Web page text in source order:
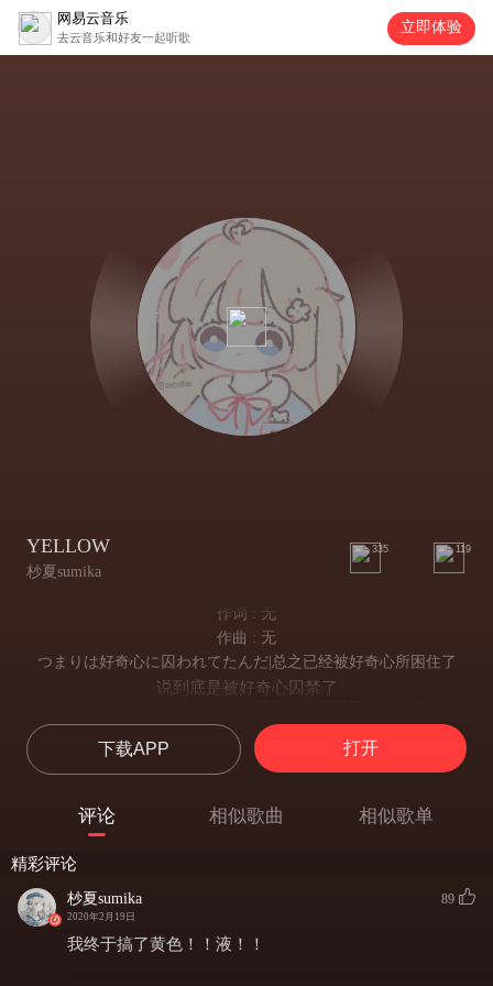
网易云音乐
去云音乐和好友一起听歌
立即体验
YELLOW
杪夏sumika
335 119
作词 : 无
作曲 : 无
つまりは好奇心に囚われてたんだ|总之已经被好奇心所困住了
说到底是被好奇心囚禁了
珍视之物早已亲手摧毁
明かりの灯らないホールケーキ|无法点亮光明的整个蛋糕
无法点亮的完整蛋糕
与木质的人偶翩翩起舞
小さな身体ただ寄せ合って|只有依偎在一起的小小的身体
下载APP 打开
评论 相似歌曲 相似歌单
精彩评论
杪夏sumika
2020年2月19日
89
我终于搞了黄色！！液！！